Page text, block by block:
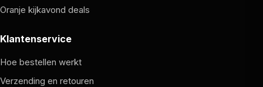
Oranje kijkavond deals
Klantenservice
Hoe bestellen werkt
Verzending en retouren